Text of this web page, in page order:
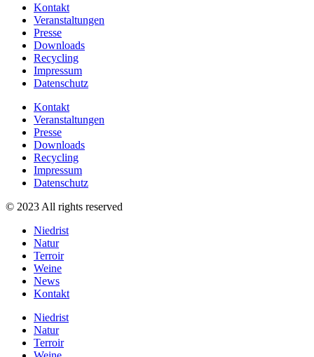
Kontakt
Veranstaltungen
Presse
Downloads
Recycling
Impressum
Datenschutz
Kontakt
Veranstaltungen
Presse
Downloads
Recycling
Impressum
Datenschutz
© 2023 All rights reserved
Niedrist
Natur
Terroir
Weine
News
Kontakt
Niedrist
Natur
Terroir